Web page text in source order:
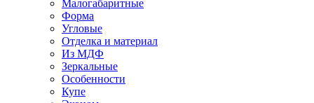
Малогабаритные
Форма
Угловые
Отделка и материал
Из МДФ
Зеркальные
Особенности
Купе